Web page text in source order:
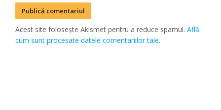
Acest site folosește Akismet pentru a reduce spamul.Află
cum sunt procesate datele comentariilor tale.